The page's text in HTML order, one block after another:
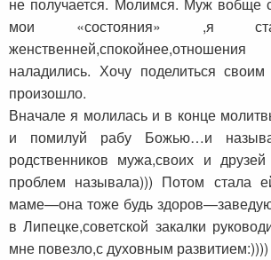
не получается. Молимся. Муж вобще
мои «состояния» ,я
женственней,спокойнее,отношения
наладились. Хочу поделиться
произошло.
Вначале я молилась и в конце
и помилуй рабу Божью…и
родственников мужа,своих и
проблем называла))) Потом стала
маме—она тоже будь
в Липецке,советской закалки
мне повезло,с духовным развитием:))))